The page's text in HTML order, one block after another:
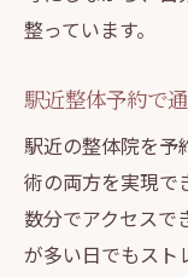
整っています。
駅近整体予約で
駅近の整体院を予
術の両方を実現で
数分でアクセスで
が多い日でもスト